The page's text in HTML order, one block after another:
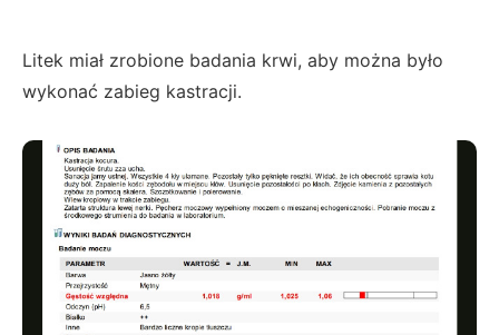
Litek miał zrobione badania krwi, aby można było
wykonać zabieg kastracji.